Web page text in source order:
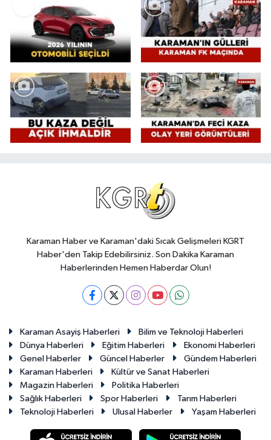
Karaman Haber ve Karaman'daki Sıcak Gelişmeleri KGRT
Haber'den Takip Edebilirsiniz. Son Dakika Karaman
Haberlerinden Hemen Haberdar Olun!
Karaman Asayiş Haberleri
Bilim ve Teknoloji Haberleri
Dünya Haberleri
Eğitim Haberleri
Ekonomi Haberleri
Genel Haberler
Güncel Haberler
Gündem Haberleri
Karaman Haberleri
Kültür ve Sanat Haberleri
Magazin Haberleri
Politika Haberleri
Sağlık Haberleri
Spor Haberleri
Tarım Haberleri
Teknoloji Haberleri
Ulusal Haberler Yaşam Haberleri